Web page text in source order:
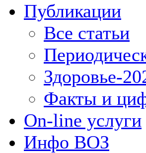
Публикации
Все статьи
Здоровье-
Факты и
On-line услуги
Инфо ВОЗ